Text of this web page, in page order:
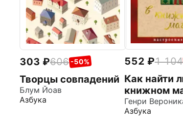
303 606 -50%
Творцы совпадений
Блум Йоав
Азбука
552 1 104
Как найти
книжном
Генри
Азбука